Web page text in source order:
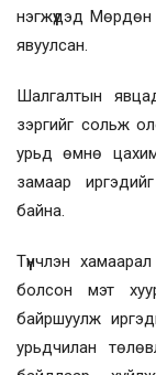
нэгжүүдэд
явуулсан.
Шалгалтын
зэргийг сольж
урьд өмнө
замаар
байна.
Түүнчлэн
болсон мэт
байршуулж
урьдчилан